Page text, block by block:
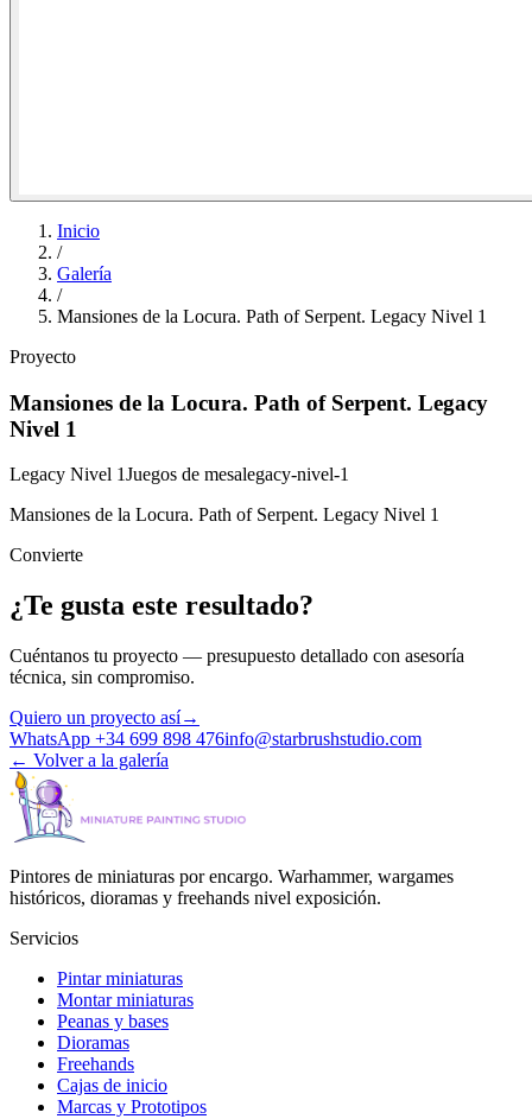
Inicio
/
Galería
/
Mansiones de la Locura. Path of Serpent. Legacy Nivel 1
Proyecto
Mansiones de la Locura. Path of Serpent. Legacy
Nivel 1
Legacy Nivel 1Juegos de mesalegacy-nivel-1
Mansiones de la Locura. Path of Serpent. Legacy Nivel 1
Convierte
¿Te gusta este resultado?
Cuéntanos tu proyecto — presupuesto detallado con asesoría
técnica, sin compromiso.
Quiero un proyecto así→
WhatsApp +34 699 898 476info@starbrushstudio.com
← Volver a la galería
Pintores de miniaturas por encargo. Warhammer, wargames
históricos, dioramas y freehands nivel exposición.
Servicios
Pintar miniaturas
Montar miniaturas
Peanas y bases
Dioramas
Freehands
Cajas de inicio
Marcas y Prototipos